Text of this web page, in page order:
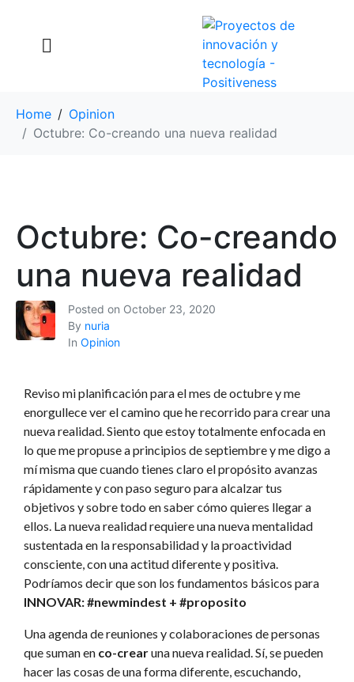
Home
Opinion
Octubre: Co-creando una nueva realidad
Posted on October 23, 2020
By nuria
In Opinion
Octubre: Co-creando
una nueva realidad
Reviso mi planificación para el mes de octubre y me
enorgullece ver el camino que he recorrido para crear una
nueva realidad. Siento que estoy totalmente enfocada en
lo que me propuse a principios de septiembre y me digo a
mí misma que cuando tienes claro el propósito avanzas
rápidamente y con paso seguro para alcalzar tus
objetivos y sobre todo en saber cómo quieres llegar a
ellos. La nueva realidad requiere una nueva mentalidad
sustentada en la responsabilidad y la proactividad
consciente, con una actitud diferente y positiva.
Podríamos decir que son los fundamentos básicos para
INNOVAR: #newmindest + #proposito
Una agenda de reuniones y colaboraciones de personas
que suman en co-crearuna nueva realidad. Sí, se pueden
hacer las cosas de una forma diferente, escuchando,